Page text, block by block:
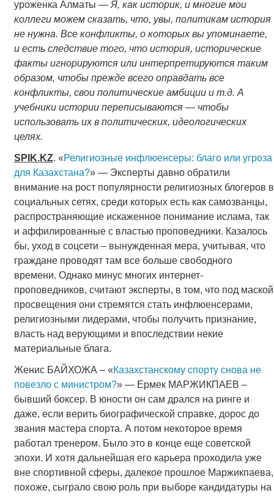
уроженка Алматы — Я, как историк, и многие мои
коллеги можем сказать, что, увы, политикам история
не нужна. Все конфликты, о которых вы упоминаете,
и есть следствие того, что история, исторические
факты игнорируются или интерпретируются таким
образом, чтобы прежде всего оправдать все
конфликты, свои политические амбиции и т.д. А
учебники истории переписываются — чтобы
использовать их в политических, идеологических
целях.
SPIK.KZ. «Религиозные инфлюенсеры: благо или угроза
для Казахстана?» — Эксперты давно обратили
внимание на рост популярности религиозных блогеров в
социальных сетях, среди которых есть как самозванцы,
распространяющие искаженное понимание ислама, так
и аффилированные с властью проповедники. Казалось
бы, уход в соцсети – вынужденная мера, учитывая, что
граждане проводят там все больше свободного
времени. Однако минус многих интернет-
проповедников, считают эксперты, в том, что под маской
просвещения они стремятся стать инфлюенсерами,
религиозными лидерами, чтобы получить признание,
власть над верующими и впоследствии некие
материальные блага.
Женис БАЙХОЖА – «Казахстанскому спорту снова не
повезло с министром?» — Ермек МАРЖИКПАЕВ –
бывший боксер. В юности он сам дрался на ринге и
даже, если верить биографической справке, дорос до
звания мастера спорта. А потом некоторое время
работал тренером. Было это в конце еще советской
эпохи. И хотя дальнейшая его карьера проходила уже
вне спортивной сферы, далекое прошлое Маржикпаева,
похоже, сыграло свою роль при выборе кандидатуры на